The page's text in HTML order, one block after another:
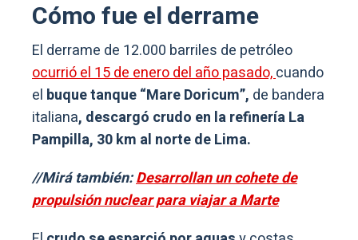
Cómo fue el derrame
El derrame de 12.000 barriles de petróleo
ocurrió el 15 de enero del año pasado,cuando
el buque tanque “Mare Doricum”, de bandera
italiana, descargó crudo en la refinería La
Pampilla, 30 km al norte de Lima.
//Mirá también:Desarrollan un cohete de
propulsión nuclear para viajar a Marte